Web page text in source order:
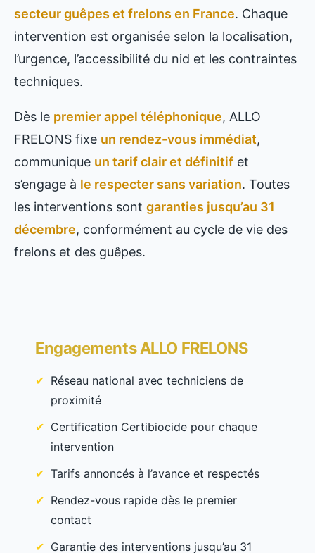
secteur guêpes et frelons en France. Chaque
intervention est organisée selon la localisation,
l’urgence, l’accessibilité du nid et les contraintes
techniques.
Dès le premier appel téléphonique, ALLO
FRELONS fixe un rendez-vous immédiat,
communique un tarif clair et définitif et
s’engage à le respecter sans variation. Toutes
les interventions sont garanties jusqu’au 31
décembre, conformément au cycle de vie des
frelons et des guêpes.
Engagements ALLO FRELONS
Réseau national avec techniciens de
proximité
Certification Certibiocide pour chaque
intervention
Tarifs annoncés à l’avance et respectés
Rendez-vous rapide dès le premier
contact
Garantie des interventions jusqu’au 31